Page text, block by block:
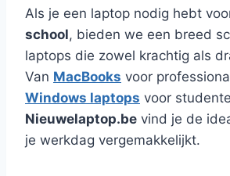
Als je een laptop nodig hebt
school, bieden we een breed
laptops die zowel krachtig als
Van MacBooks voor
Windows laptops voor
Nieuwelaptop.be vind je de
je werkdag vergemakkelijkt.